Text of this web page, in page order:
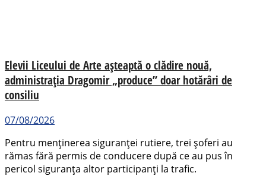
Elevii Liceului de Arte așteaptă o clădire nouă,
administrația Dragomir „produce” doar hotărâri de
consiliu
07/08/2026
Pentru menținerea siguranței rutiere, trei șoferi au
rămas fără permis de conducere după ce au pus în
pericol siguranța altor participanți la trafic.